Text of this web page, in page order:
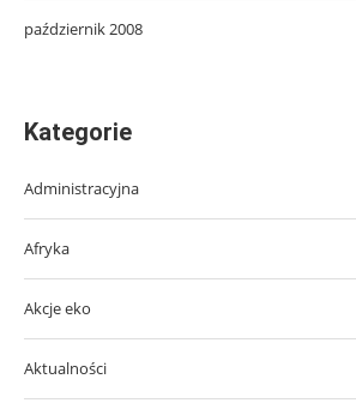
październik 2008
Kategorie
Administracyjna
Afryka
Akcje eko
Aktualności